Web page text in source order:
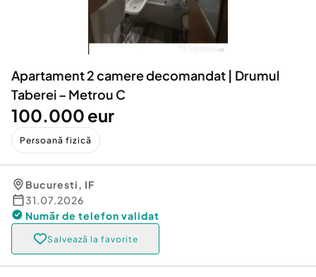
Animale de companie
Afaceri și echipamente profesionale
Inchiriere Bunuri si Vehicule
Utilaje agricole si industriale
Piese auto si accesorii
Apartament 2 camere decomandat | Drumul
Taberei – Metrou C
100.000 eur
Persoană fizică
Bucuresti, IF
31.07.2026
Număr de telefon validat
Salvează la favorite